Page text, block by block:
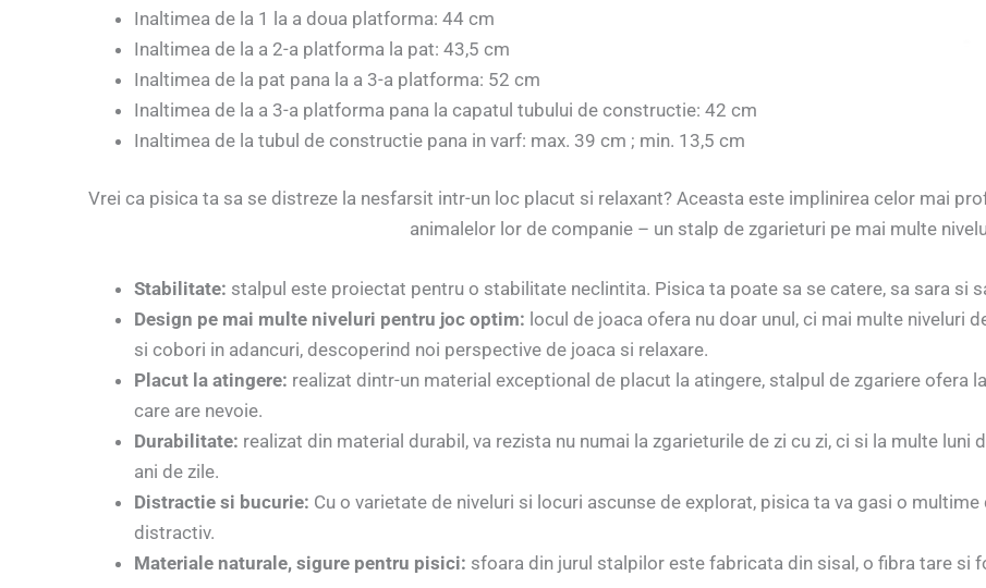
Inaltimea de la 1 la a doua platforma: 44 cm
Inaltimea de la a 2-a platforma la pat: 43,5 cm
Inaltimea de la pat pana la a 3-a platforma: 52 cm
Inaltimea de la a 3-a platforma pana la capatul tubului de constructie: 42 cm
Inaltimea de la tubul de constructie pana in varf: max. 39 cm ; min. 13,5 cm
Vrei ca pisica ta sa se distreze la nesfarsit intr-un loc placut si relaxant? Aceasta este implinirea celor mai
animalelor lor de companie – un stalp de zgarieturi pe mai multe
Stabilitate: stalpul este proiectat pentru o stabilitate neclintita. Pisica ta poate sa se catere, sa sara si
Design pe mai multe niveluri pentru joc optim: locul de joaca ofera nu doar unul, ci mai multe niveluri
si cobori in adancuri, descoperind noi perspective de joaca si relaxare.
Placut la atingere: realizat dintr-un material exceptional de placut la atingere, stalpul de zgariere ofera
care are nevoie.
Durabilitate: realizat din material durabil, va rezista nu numai la zgarieturile de zi cu zi, ci si la multe
ani de zile.
Distractie si bucurie: Cu o varietate de niveluri si locuri ascunse de explorat, pisica ta va gasi o
distractiv.
Materiale naturale, sigure pentru pisici: sfoara din jurul stalpilor este fabricata din sisal, o fibra tare si